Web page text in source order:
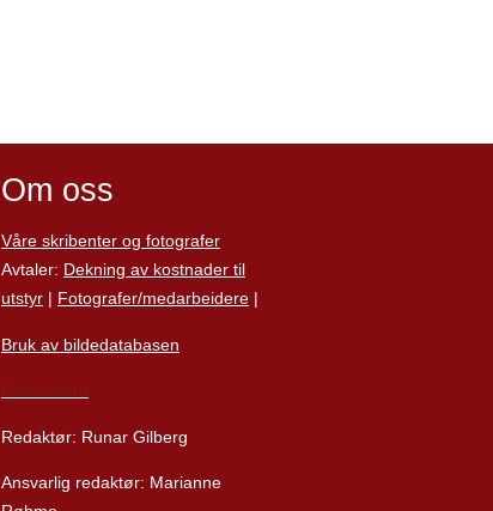
Om oss
Våre skribenter og fotografer
Avtaler: Dekning av kostnader til
utstyr| Fotografer/medarbeidere|
Bruk av bildedatabasen
Redaktør: Runar Gilberg
Ansvarlig redaktør: Marianne